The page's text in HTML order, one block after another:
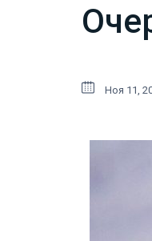
Ноя 11,